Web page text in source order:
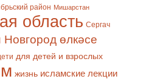
район Мишарстан
область Сергач
Новгород өлкәсе
для детей и взрослых
жизнь исламские лекции